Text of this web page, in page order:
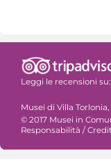
Leggi le recensioni su:
Musei di Villa
© 2017 Musei in
Responsabilità /